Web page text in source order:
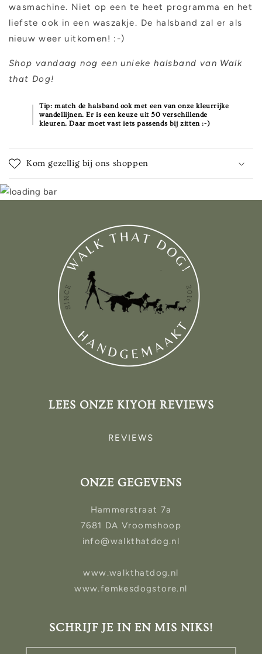
wasmachine. Niet op een te heet programma en het
liefste ook in een waszakje. De halsband zal er als
nieuw weer uitkomen! :-)
Shop vandaag nog een unieke halsband van Walk
that Dog!
Tip: match de halsband ook met een van onze kleurrijke
wandellijnen. Er is een keuze uit 50 verschillende
kleuren. Daar moet vast iets passends bij zitten :-)
Kom gezellig bij ons shoppen
LEES ONZE KIYOH REVIEWS
REVIEWS
ONZE GEGEVENS
Hammerstraat 7a
7681 DA Vroomshoop
info@walkthatdog.nl
www.walkthatdog.nl
www.femkesdogstore.nl
SCHRIJF JE IN EN MIS NIKS!